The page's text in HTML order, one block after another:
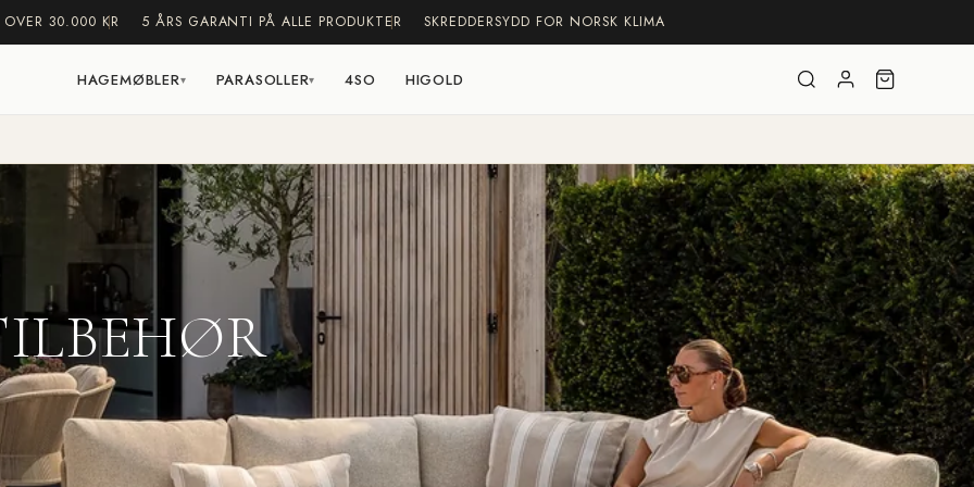
OVER 30.000 KR 5 ÅRS GARANTI PÅ ALLE PRODUKTER SKREDDERSYDD FOR NORSK KLIMA
HAGEMØBLER▾ PARASOLLER▾ 4SO HIGOLD Varukorg